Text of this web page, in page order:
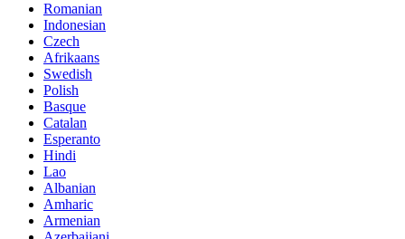
Romanian
Indonesian
Czech
Afrikaans
Swedish
Polish
Basque
Catalan
Esperanto
Hindi
Lao
Albanian
Amharic
Armenian